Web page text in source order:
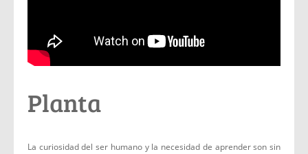
Planta
La curiosidad del ser humano y la necesidad de aprender son sin